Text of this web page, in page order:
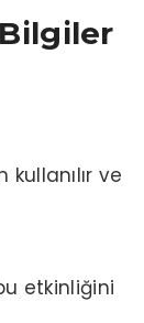
ve
etkinliğini